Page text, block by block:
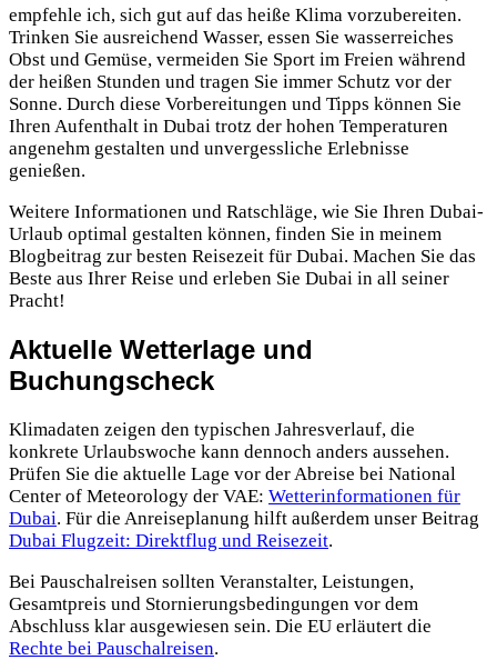
empfehle ich, sich gut auf das heiße Klima vorzubereiten.
Trinken Sie ausreichend Wasser, essen Sie wasserreiches
Obst und Gemüse, vermeiden Sie Sport im Freien während
der heißen Stunden und tragen Sie immer Schutz vor der
Sonne. Durch diese Vorbereitungen und Tipps können Sie
Ihren Aufenthalt in Dubai trotz der hohen Temperaturen
angenehm gestalten und unvergessliche Erlebnisse
genießen.
Weitere Informationen und Ratschläge, wie Sie Ihren Dubai-
Urlaub optimal gestalten können, finden Sie in meinem
Blogbeitrag zur besten Reisezeit für Dubai. Machen Sie das
Beste aus Ihrer Reise und erleben Sie Dubai in all seiner
Pracht!
Aktuelle Wetterlage und
Buchungscheck
Klimadaten zeigen den typischen Jahresverlauf, die
konkrete Urlaubswoche kann dennoch anders aussehen.
Prüfen Sie die aktuelle Lage vor der Abreise bei National
Center of Meteorology der VAE: Wetterinformationen für
Dubai. Für die Anreiseplanung hilft außerdem unser Beitrag
Dubai Flugzeit: Direktflug und Reisezeit.
Bei Pauschalreisen sollten Veranstalter, Leistungen,
Gesamtpreis und Stornierungsbedingungen vor dem
Abschluss klar ausgewiesen sein. Die EU erläutert die
Rechte bei Pauschalreisen.